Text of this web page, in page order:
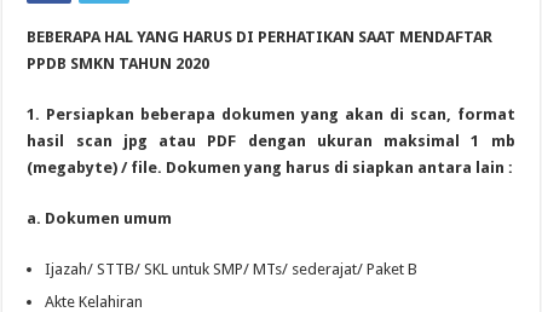
BEBERAPA HAL YANG HARUS DI PERHATIKAN SAAT MENDAFTAR
PPDB SMKN TAHUN 2020
1. Persiapkan beberapa dokumen yang akan di scan, format
hasil scan jpg atau PDF dengan ukuran maksimal 1 mb
(megabyte) / file. Dokumen yang harus di siapkan antara lain :
a. Dokumen umum
Ijazah/ STTB/ SKL untuk SMP/ MTs/ sederajat/ Paket B
Akte Kelahiran